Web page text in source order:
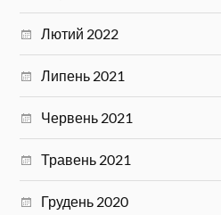
Лютий 2022
Липень 2021
Червень 2021
Травень 2021
Грудень 2020